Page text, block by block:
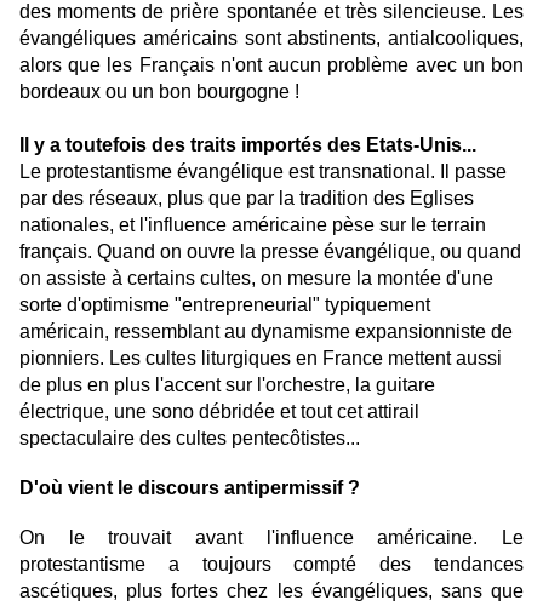
des moments de prière spontanée et très silencieuse. Les
évangéliques américains sont abstinents, antialcooliques,
alors que les Français n'ont aucun problème avec un bon
bordeaux ou un bon bourgogne !
Il y a toutefois des traits importés des Etats-Unis...
Le protestantisme évangélique est transnational. Il passe
par des réseaux, plus que par la tradition des Eglises
nationales, et l'influence américaine pèse sur le terrain
français. Quand on ouvre la presse évangélique, ou quand
on assiste à certains cultes, on mesure la montée d'une
sorte d'optimisme "entrepreneurial" typiquement
américain, ressemblant au dynamisme expansionniste de
pionniers. Les cultes liturgiques en France mettent aussi
de plus en plus l'accent sur l'orchestre, la guitare
électrique, une sono débridée et tout cet attirail
spectaculaire des cultes pentecôtistes...
D'où vient le discours antipermissif ?
On le trouvait avant l'influence américaine. Le
protestantisme a toujours compté des tendances
ascétiques, plus fortes chez les évangéliques, sans que